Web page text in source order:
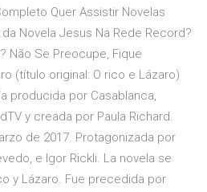
Quer Assistir Novelas
Novela Jesus Na Rede Record?
Não Se Preocupe, Fique
(título original: O rico e Lázaro)
producida por Casablanca,
y creada por Paula Richard.
de 2017. Protagonizada por
e Igor Rickli. La novela se
y Lázaro. Fue precedida por